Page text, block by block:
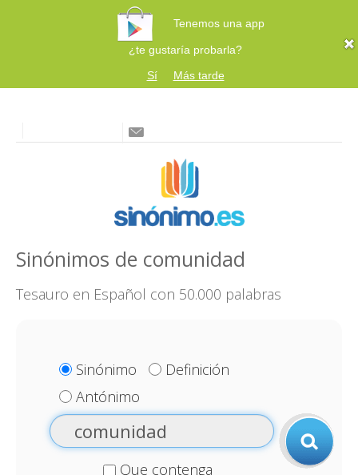
Tenemos una app
¿te gustaría probarla?
Sí
Más tarde
Sinónimos de comunidad
Tesauro en Español con 50.000 palabras
Sinónimo
Definición
Antónimo
Que contenga